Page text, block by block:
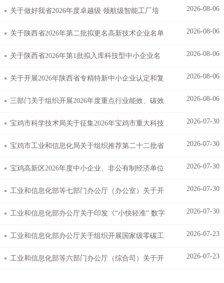
关于做好我省2026年度卓越级 领航级智能工厂培
育工作的通知
2026-08-06
关于陕西省2026年第二批拟更名高新技术企业名单
的公示
2026-08-06
关于陕西省2026年第1批拟入库科技型中小企业名
单的公示
2026-08-06
关于开展2026年陕西省专精特新中小企业认定和复
核工作的通知
2026-08-06
三部门关于组织开展2026年度重点行业能效、碳效
领跑者企业推荐工作的通知
2026-08-06
宝鸡市科学技术局关于征集2026年宝鸡市重大科技
项目（第三批）的通知
2026-07-30
宝鸡市工业和信息化局关于组织推荐第二十二批省
级企业技术中心的通知
2026-07-30
宝鸡高新区2026年度中小企业、非公有制经济单位
工程系列初级职称认定人员公示
2026-07-30
工业和信息化部等七部门办公厅（办公室）关于开
展2026年工业和信息化领域 创新任务揭榜挂帅工...
2026-07-30
工业和信息化部办公厅关于印发《“小快轻准” 数字
化产品和服务培育指引（2026年版）》的通知
2026-07-30
工业和信息化部办公厅关于组织开展国家级零碳工
厂建设工作的通知
2026-07-23
工业和信息化部等六部门办公厅（综合司）关于开 2026-07-23